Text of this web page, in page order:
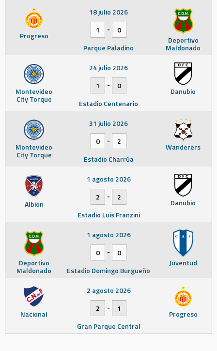
Progreso Deportivo
Maldonado
18 julio 2026
1
-
0
Parque Paladino
Montevideo
City Torque
Danubio
24 julio 2026
1
-
0
Estadio Centenario
Montevideo
City Torque
Wanderers
31 julio 2026
0
-
2
Estadio Charrúa
Albion Danubio
1 agosto 2026
2
-
2
Estadio Luis Franzini
Deportivo
Maldonado
Juventud
1 agosto 2026
0
-
0
Estadio Domingo Burgueño
Nacional Progreso
2 agosto 2026
2
-
1
Gran Parque Central